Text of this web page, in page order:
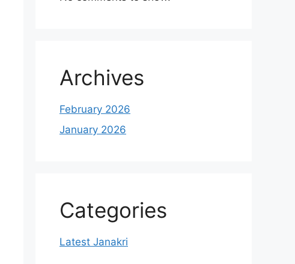
Archives
February 2026
January 2026
Categories
Latest Janakri